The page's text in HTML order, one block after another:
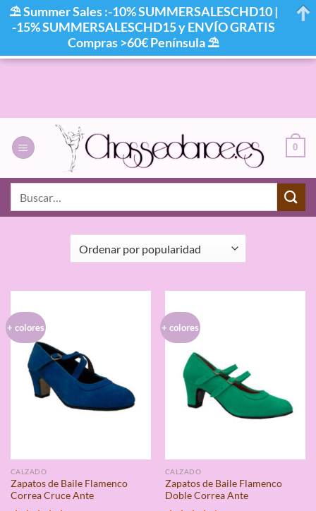
0
INICIO / COLOR DEL PRODUCTO / 648
FILTRAR
+ colores
CALZADO
Zapatos de Baile Flamenco
Correa Cruce Ante
+ colores
CALZADO
Zapatos de Baile Flamenco
Doble Correa Ante
⛱ Summer Sales :-10% SUMMERSALESCHD10 |
-15% SUMMERSALESCHD15 y ENVÍO GRATIS
Compras >60€ Península ⛱